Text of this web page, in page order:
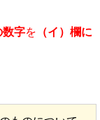
数字を （イ）欄に